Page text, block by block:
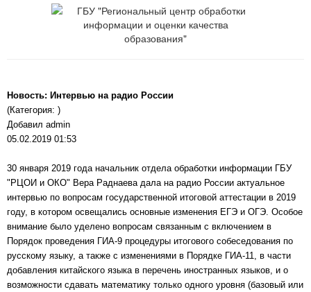
Новость: Интервью на радио России
(Категория: )
Добавил admin
05.02.2019 01:53
30 января 2019 года начальник отдела обработки информации ГБУ
"РЦОИ и ОКО" Вера Раднаева дала на радио России актуальное
интервью по вопросам государственной итоговой аттестации в 2019
году, в котором освещались основные изменения ЕГЭ и ОГЭ. Особое
внимание было уделено вопросам связанным с включением в
Порядок проведения ГИА-9 процедуры итогового собеседования по
русскому языку, а также с изменениями в Порядке ГИА-11, в части
добавления китайского языка в перечень иностранных языков, и о
возможности сдавать математику только одного уровня (базовый или